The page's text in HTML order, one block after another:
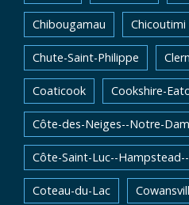
Chibougamau Chicoutimi
Chute-Saint-Philippe
Coaticook Cookshire-
Côte-des-Neiges--Notre-
Côte-Saint-Luc--
Coteau-du-Lac